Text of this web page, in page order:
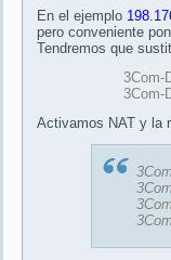
En el ejemplo
pero conveniente
Tendremos que
3Com-
3Com-
Activamos NAT y la